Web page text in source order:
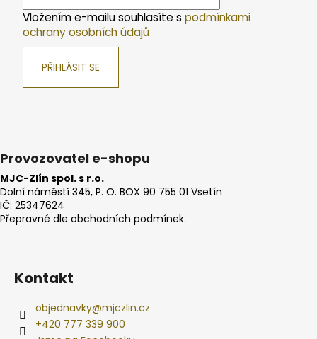
Vložením e-mailu souhlasíte s podmínkami
ochrany osobních údajů
PŘIHLÁSIT SE
Provozovatel e-shopu
MJC-Zlín spol. s r.o.
Dolní náměstí 345, P. O. BOX 90 755 01 Vsetín
IČ: 25347624
Přepravné dle obchodních podmínek.
Kontakt
objednavky@mjczlin.cz
+420 777 339 900